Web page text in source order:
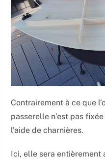
Contrairement à ce que
passerelle n’est pas
l’aide de charnières.
Ici, elle sera entièrement